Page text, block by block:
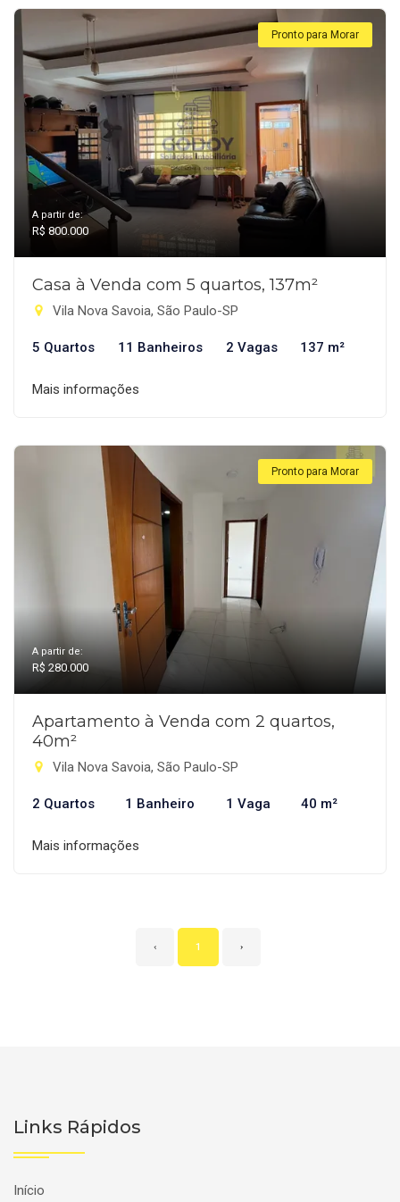
Pronto para Morar
A partir de:
R$ 800.000
Casa à Venda com 5 quartos, 137m²
Vila Nova Savoia, São Paulo-SP
5 Quartos 11 Banheiros 2 Vagas 137 m²
Mais informações
Pronto para Morar
A partir de:
R$ 280.000
Apartamento à Venda com 2 quartos,
40m²
Vila Nova Savoia, São Paulo-SP
2 Quartos 1 Banheiro 1 Vaga 40 m²
Mais informações
‹ 1 ›
Links Rápidos
Início